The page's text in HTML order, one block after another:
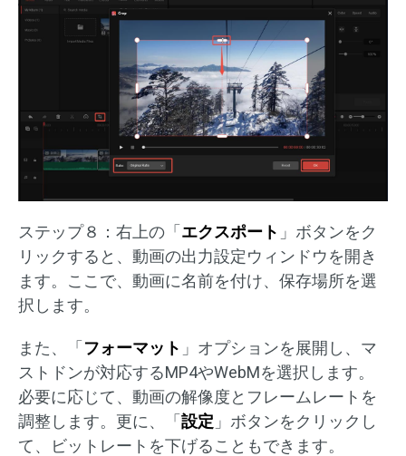
ステップ８：右上の「エクスポート 」ボタンをク
リックすると、動画の出力設定ウィンドウを開き
ます。ここで、動画に名前を付け、保存場所を選
択します。
また、「フォーマット 」オプションを展開し、マ
ストドンが対応するMP4やWebMを選択します。
必要に応じて、動画の解像度とフレームレートを
調整します。更に、「設定 」ボタンをクリックし
て、ビットレートを下げることもできます。